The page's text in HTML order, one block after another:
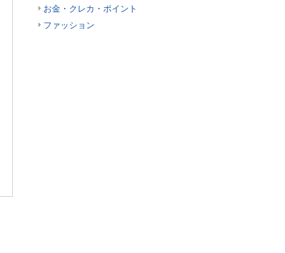
お金・クレカ・ポイント
ファッション